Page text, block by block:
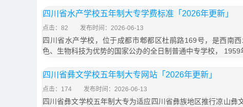
四川省水产学校五年制大专学费标准「2026年更新」
点击：82 发布时间：2026-06-13
四川省水产学校，位于成都市郫都区杜鹃路169号，是西南
色、生物科技为优势的国家公办的全日制普通中专学校， 1959
四川省彝文学校五年制大专网站「2026年更新」
点击：174 发布时间：2026-06-13
四川省彝文学校五年制大专为适应四川省彝族地区推行凉山彝